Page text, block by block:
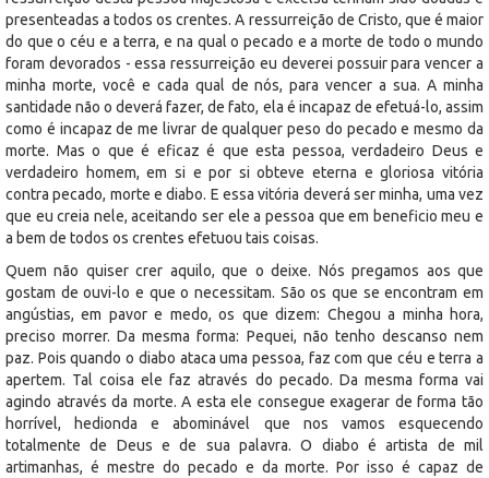
presenteadas a todos os crentes. A ressurreição de Cristo, que é maior
do que o céu e a terra, e na qual o pecado e a morte de todo o mundo
foram devorados - essa ressurreição eu deverei possuir para vencer a
minha morte, você e cada qual de nós, para vencer a sua. A minha
santidade não o deverá fazer, de fato, ela é incapaz de efetuá-lo, assim
como é incapaz de me livrar de qualquer peso do pecado e mesmo da
morte. Mas o que é eficaz é que esta pessoa, verdadeiro Deus e
verdadeiro homem, em si e por si obteve eterna e gloriosa vitória
contra pecado, morte e diabo. E essa vitória deverá ser minha, uma vez
que eu creia nele, aceitando ser ele a pessoa que em beneficio meu e
a bem de todos os crentes efetuou tais coisas.
Quem não quiser crer aquilo, que o deixe. Nós pregamos aos que
gostam de ouvi-lo e que o necessitam. São os que se encontram em
angústias, em pavor e medo, os que dizem: Chegou a minha hora,
preciso morrer. Da mesma forma: Pequei, não tenho descanso nem
paz. Pois quando o diabo ataca uma pessoa, faz com que céu e terra a
apertem. Tal coisa ele faz através do pecado. Da mesma forma vai
agindo através da morte. A esta ele consegue exagerar de forma tão
horrível, hedionda e abominável que nos vamos esquecendo
totalmente de Deus e de sua palavra. O diabo é artista de mil
artimanhas, é mestre do pecado e da morte. Por isso é capaz de